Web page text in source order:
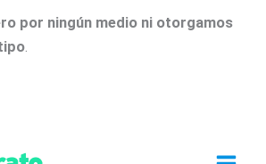
por ningún medio ni otorgamos
.